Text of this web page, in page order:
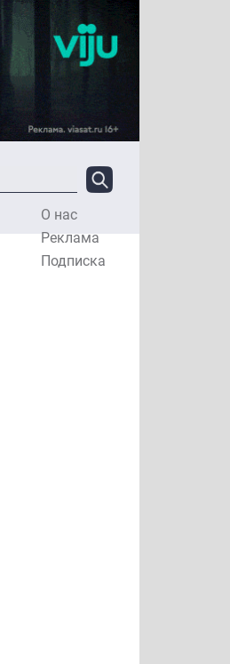
О нас
Реклама
Подписка